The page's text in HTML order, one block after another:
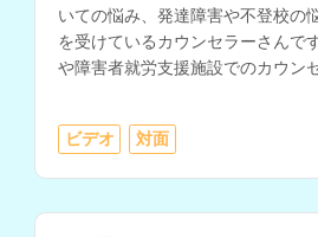
いての悩み、発達障害や不登校の
を受けているカウンセラーさんで
や障害者就労支援施設でのカウン
ビデオ 対面